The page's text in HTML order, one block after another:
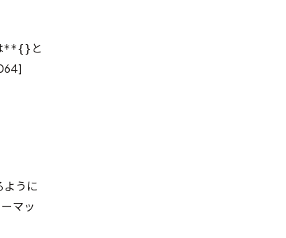
**{} と
]
ように
マッ